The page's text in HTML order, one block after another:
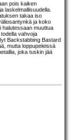
pois kaiken
laskelmallisuudella.
takaa iso
ja koko
halutessaan muuttua
vahvoja
Backstabbing Bastard
mutta loppupeleissä
joka tuskin jää